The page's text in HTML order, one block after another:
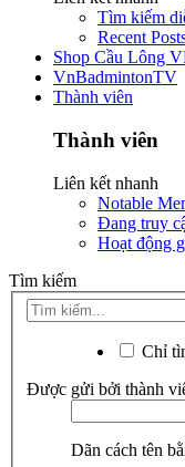
Tìm kiếm
Recent
Shop Cầu Lông
VnBadmintonTV
Thành viên
Thành viên
Liên kết nhanh
Notable
Đang truy
Hoạt động
Tìm kiếm
Chỉ
Được gửi bởi thành
Dãn cách tên